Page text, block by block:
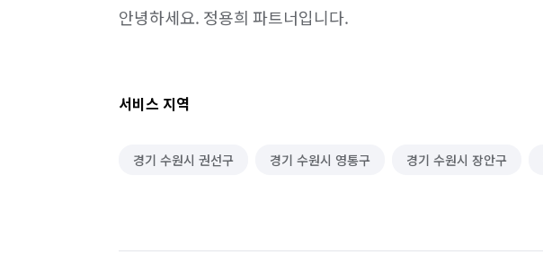
안녕하세요. 정용희 파트너입니다.
서비스 지역
경기 수원시 권선구 경기 수원시 영통구 경기 수원시 장안구